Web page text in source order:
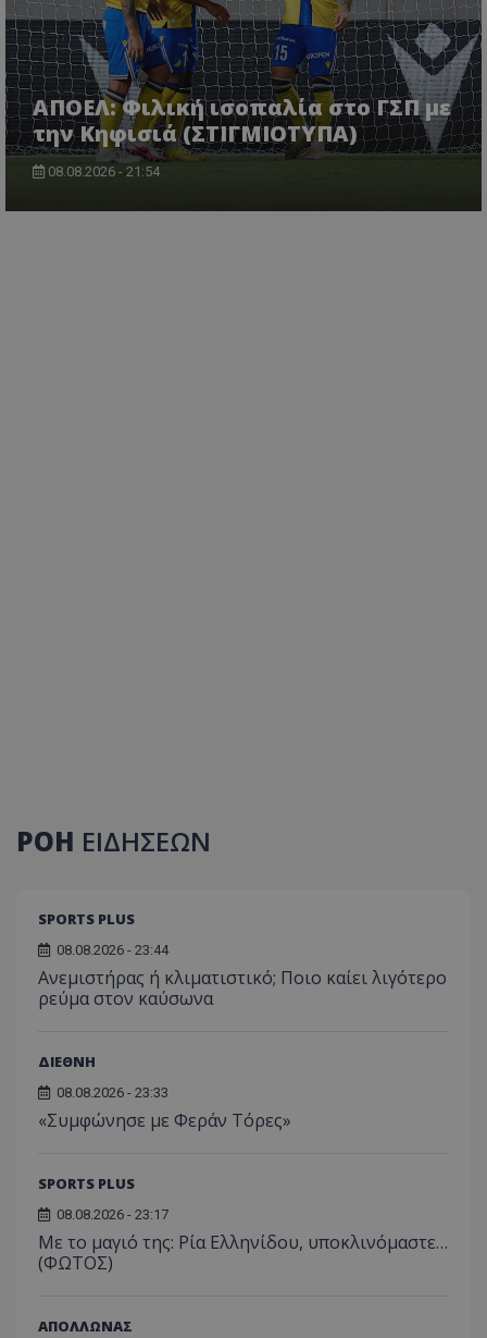
ΑΠΟΕΛ: Φιλική ισοπαλία στο ΓΣΠ με
την Κηφισιά (ΣΤΙΓΜΙΟΤΥΠΑ)
08.08.2026 - 21:54
ΡΟΗ ΕΙΔΗΣΕΩΝ
SPORTS PLUS
08.08.2026 - 23:44
Ανεμιστήρας ή κλιματιστικό; Ποιο καίει λιγότερο
ρεύμα στον καύσωνα
ΔΙΕΘΝΗ
08.08.2026 - 23:33
«Συμφώνησε με Φεράν Τόρες»
SPORTS PLUS
08.08.2026 - 23:17
Με το μαγιό της: Ρία Ελληνίδου, υποκλινόμαστε…
(ΦΩΤΟΣ)
ΑΠΟΛΛΩΝΑΣ